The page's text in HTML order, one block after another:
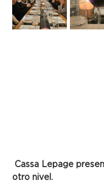
otro nivel.